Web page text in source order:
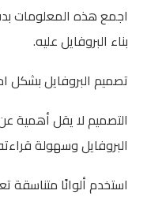
اجمع هذه المعلومات
بناء البروفايل عليه.
تصميم البروفايل بشكل
التصميم لا يقل أهمية
البروفايل وسهولة
استخدم ألوانًا